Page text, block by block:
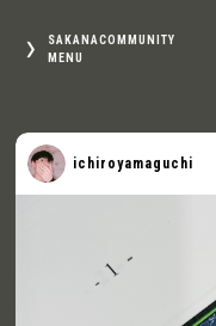
SAKANACOMMUNITY
MENU
ichiroyamaguchi